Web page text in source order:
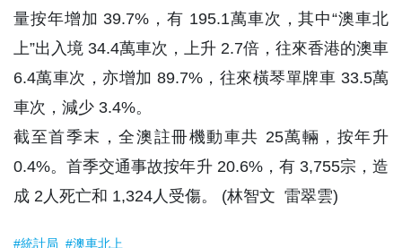
量按年增加 39.7%，有 195.1萬車次，其中“澳車北
上”出入境 34.4萬車次，上升 2.7倍，往來香港的澳車
6.4萬車次，亦增加 89.7%，往來橫琴單牌車 33.5萬
車次，減少 3.4%。
截至首季末，全澳註冊機動車共 25萬輛，按年升
0.4%。首季交通事故按年升 20.6%，有 3,755宗，造
成 2人死亡和 1,324人受傷。 (林智文 雷翠雲)
#統計局 #澳車北上